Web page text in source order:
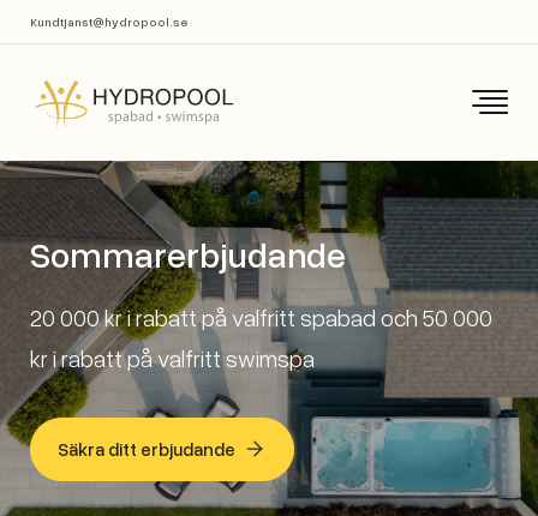
Kundtjanst@hydropool.se
Sommarerbjudande
20 000 kr i rabatt på valfritt spabad och 50 000
kr i rabatt på valfritt swimspa
Säkra ditt erbjudande